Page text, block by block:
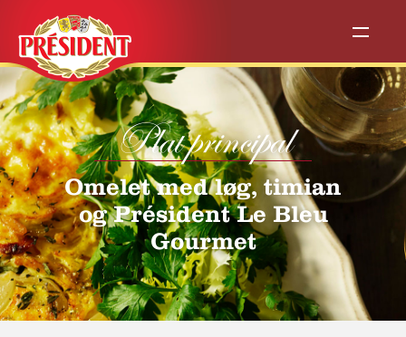
Plat principal
Omelet med løg, timian
og Président Le Bleu
Gourmet